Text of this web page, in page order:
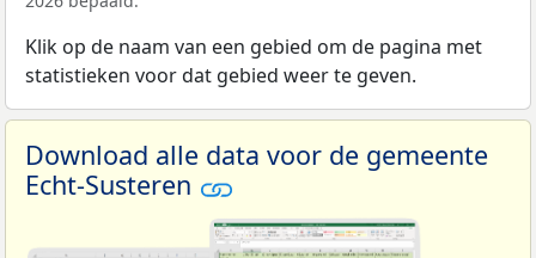
Klik op de naam van een gebied om de pagina met
statistieken voor dat gebied weer te geven.
Download alle data voor de gemeente
Echt-Susteren